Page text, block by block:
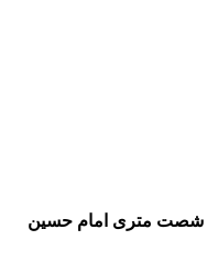
قدیم قم، شصت متری امام حسین